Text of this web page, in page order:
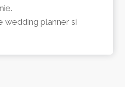
wedding planner si